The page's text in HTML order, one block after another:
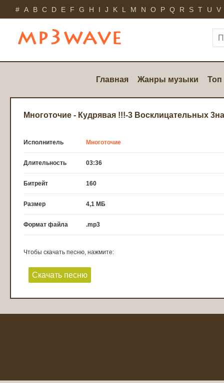
# A B C D E F G H I J K L M N O P Q R S T U V
Главная Жанры музыки Топ
Многоточие - Кудрявая !!!-3 Восклицательных
Исполнитель Многоточие
Длительность 03:36
Битрейт 160
Размер 4,1 МБ
Формат файла .mp3
Чтобы скачать песню, нажмите:
Скачать песню